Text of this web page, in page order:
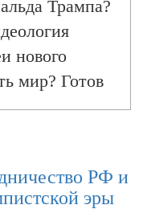
Израиля
война уже
Трампа?
нового
мир? Готов
шаги в
РФ и
эры